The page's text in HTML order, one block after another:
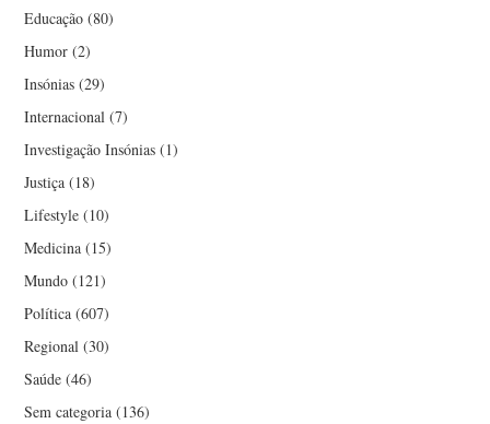
Educação (80)
Humor (2)
Insónias (29)
Internacional (7)
Investigação Insónias (1)
Justiça (18)
Lifestyle (10)
Medicina (15)
Mundo (121)
Política (607)
Regional (30)
Saúde (46)
Sem categoria (136)